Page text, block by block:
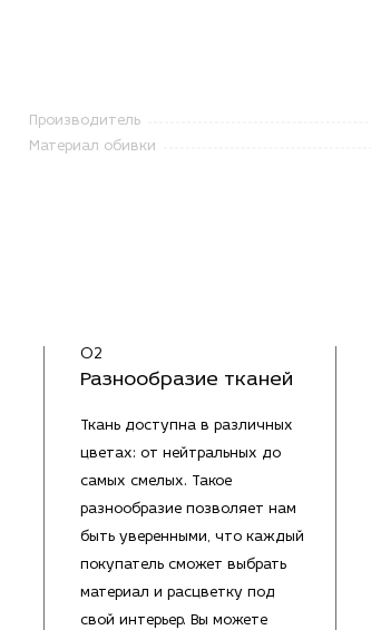
Производитель
Материал обивки
02
Разнообразие тканей
Ткань доступна в различных
цветах: от нейтральных до
самых смелых. Такое
разнообразие позволяет нам
быть уверенными, что каждый
покупатель сможет выбрать
материал и расцветку под
свой интерьер. Вы можете